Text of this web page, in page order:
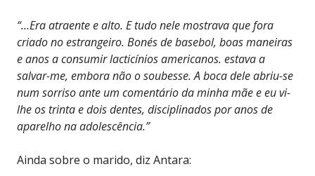
“…Era atraente e alto. E tudo nele mostrava que fora
criado no estrangeiro. Bonés de basebol, boas maneiras
e anos a consumir lacticínios americanos. estava a
salvar-me, embora não o soubesse. A boca dele abriu-se
num sorriso ante um comentário da minha mãe e eu vi-
lhe os trinta e dois dentes, disciplinados por anos de
aparelho na adolescência.”
Ainda sobre o marido, diz Antara: